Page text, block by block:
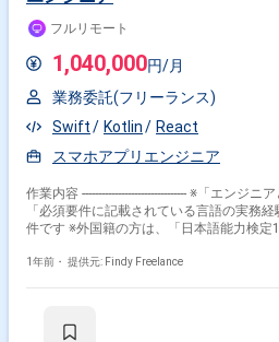
Bitbucket - GitHub - JIRA - Confluence 【コ
（ドメインモデル構築） 基本設計 詳細設
・物事を進めるためのコミュニケーション
く、最適なものを選択できる方 ■チーム編成 メンバー：6名 （フロントエ
ンドエンジニア：2名、ディレクター2名
フルリモート
1,040,000円/月
業務委託(フリーランス)
Swift
Kotlin
React
スマホアプリエンジニア
作業内容 -------------------------------- ※「エンジニ
「必須要件に記載されている言語の実務
件です ※外国籍の方は、「日本語能力検定
連絡いただいた方がスムーズです
事業展開をしておりましたが、今後ユー
1年前・ 提供元: Findy Freelance
その他開発言語・スキルから探す
TypeScript React
JavaScript
Docker
その他の職種から探す
バックエンドエンジニア
サーバーサイドエンジニア
ス
フルスタックエンジニア